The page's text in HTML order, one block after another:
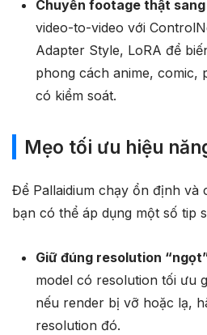
Chuyển footage thật sang
video-to-video với
Adapter Style, LoRA để
phong cách anime, comic,
có kiểm soát.
Mẹo tối ưu hiệu
Để Pallaidium chạy ổn định và
bạn có thể áp dụng một số tip
Giữ đúng resolution
model có resolution tối ưu
nếu render bị vỡ hoặc lạ,
resolution đó.